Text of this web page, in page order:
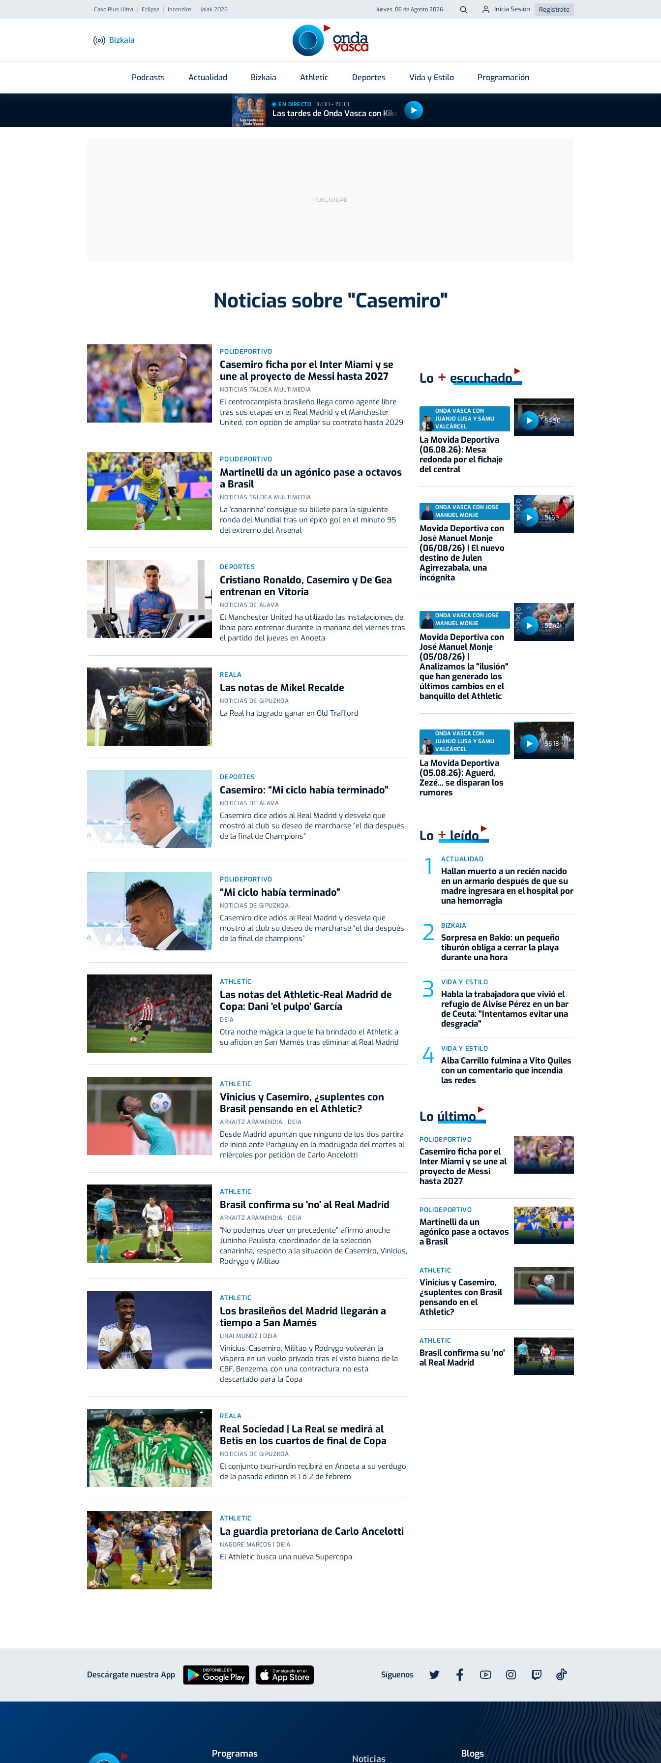
Caso Plus Ultra Eclipse Incendios Jaiak 2026 Jueves, 06 de Agosto 2026 Buscar
Inicia Sesión Regístrate
Bizkaia
Podcasts Actualidad Bizkaia Athletic Deportes Vida y Estilo Programación
EN DIRECTO 16:00 - 19:00
Las tardes de Onda Vasca con Kike Alonso
Noticias sobre "Casemiro"
POLIDEPORTIVO
Casemiro ficha por el Inter Miami y se
une al proyecto de Messi hasta 2027
NOTICIAS TALDEA MULTIMEDIA
El centrocampista brasileño llega como agente libre
tras sus etapas en el Real Madrid y el Manchester
United, con opción de ampliar su contrato hasta 2029
POLIDEPORTIVO
Martinelli da un agónico pase a octavos
a Brasil
NOTICIAS TALDEA MULTIMEDIA
La 'canarinha' consigue su billete para la siguiente
ronda del Mundial tras un épico gol en el minuto 95
del extremo del Arsenal
DEPORTES
Cristiano Ronaldo, Casemiro y De Gea
entrenan en Vitoria
NOTICIAS DE ÁLAVA
El Manchester United ha utilizado las instalacioines de
Ibaia para entrenar durante la mañana del viernes tras
el partido del jueves en Anoeta
REALA
Las notas de Mikel Recalde
NOTICIAS DE GIPUZKOA
La Real ha logrado ganar en Old Trafford
DEPORTES
Casemiro: “Mi ciclo había terminado”
NOTICIAS DE ÁLAVA
Casemiro dice adiós al Real Madrid y desvela que
mostró al club su deseo de marcharse “el día después
de la final de Champions”
POLIDEPORTIVO
“Mi ciclo había terminado”
NOTICIAS DE GIPUZKOA
Casemiro dice adiós al Real Madrid y desvela que
mostró al club su deseo de marcharse “el día después
de la final de champions”
ATHLETIC
Las notas del Athletic-Real Madrid de
Copa: Dani 'el pulpo' García
DEIA
Otra noche mágica la que le ha brindado el Athletic a
su afición en San Mamés tras eliminar al Real Madrid
ATHLETIC
Vinicius y Casemiro, ¿suplentes con
Brasil pensando en el Athletic?
ARKAITZ ARAMENDIA | DEIA
Desde Madrid apuntan que ninguno de los dos partirá
de inicio ante Paraguay en la madrugada del martes al
miércoles por petición de Carlo Ancelotti
ATHLETIC
Brasil confirma su 'no' al Real Madrid
ARKAITZ ARAMENDIA | DEIA
"No podemos crear un precedente", afirmó anoche
Juninho Paulista, coordinador de la selección
canarinha, respecto a la situación de Casemiro, Vinicius,
Rodrygo y Militao
ATHLETIC
Los brasileños del Madrid llegarán a
tiempo a San Mamés
UNAI MUÑOZ | DEIA
Vinicius, Casemiro, Militao y Rodrygo volverán la
víspera en un vuelo privado tras el visto bueno de la
CBF. Benzema, con una contractura, no está
descartado para la Copa
REALA
Real Sociedad | La Real se medirá al
Betis en los cuartos de final de Copa
NOTICIAS DE GIPUZKOA
El conjunto txuri-urdin recibirá en Anoeta a su verdugo
de la pasada edición el 1 ó 2 de febrero
ATHLETIC
La guardia pretoriana de Carlo Ancelotti
NAGORE MARCOS | DEIA
El Athletic busca una nueva Supercopa
Lo + escuchado
54:50
ONDA VASCA CON
JUANJO LUSA Y SAMU
VALCÁRCEL
La Movida Deportiva
(06.08.26): Mesa
redonda por el fichaje
del central
51:59
ONDA VASCA CON JOSÉ
MANUEL MONJE
Movida Deportiva con
José Manuel Monje
(06/08/26) | El nuevo
destino de Julen
Agirrezabala, una
incógnita
52:42
ONDA VASCA CON JOSÉ
MANUEL MONJE
Movida Deportiva con
José Manuel Monje
(05/08/26) |
Analizamos la "ilusión"
que han generado los
últimos cambios en el
banquillo del Athletic
55:18
ONDA VASCA CON
JUANJO LUSA Y SAMU
VALCÁRCEL
La Movida Deportiva
(05.08.26): Aguerd,
Zezé... se disparan los
rumores
Lo +leído
ACTUALIDAD
Hallan muerto a un recién nacido
en un armario después de que su
madre ingresara en el hospital por
una hemorragia
BIZKAIA
Sorpresa en Bakio: un pequeño
tiburón obliga a cerrar la playa
durante una hora
VIDA Y ESTILO
Habla la trabajadora que vivió el
refugio de Alvise Pérez en un bar
de Ceuta: "Intentamos evitar una
desgracia"
VIDA Y ESTILO
Alba Carrillo fulmina a Vito Quiles
con un comentario que incendia
las redes
Lo último
POLIDEPORTIVO
Casemiro ficha por el
Inter Miami y se une al
proyecto de Messi
hasta 2027
POLIDEPORTIVO
Martinelli da un
agónico pase a octavos
a Brasil
ATHLETIC
Vinicius y Casemiro,
¿suplentes con Brasil
pensando en el
Athletic?
ATHLETIC
Brasil confirma su 'no'
al Real Madrid
Síguenos
Descárgate nuestra App
Programas Noticias Blogs